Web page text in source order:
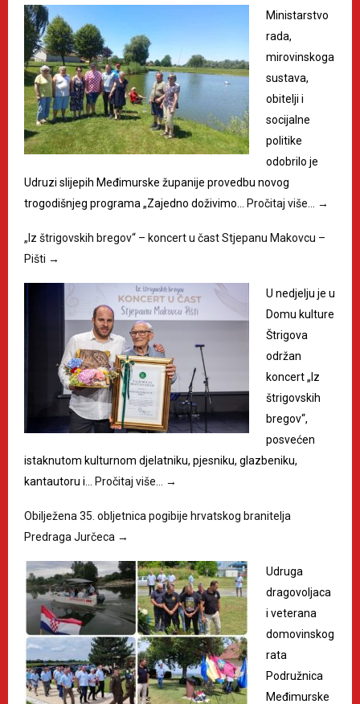
Ministarstvo
rada,
mirovinskoga
sustava,
obitelji i
socijalne
politike
odobrilo je
Udruzi slijepih Međimurske županije provedbu novog
trogodišnjeg programa „Zajedno doživimo…
Pročitaj više… →
„Iz štrigovskih bregov“ – koncert u čast Stjepanu Makovcu –
Pišti →
U nedjelju je u
Domu kulture
Štrigova
održan
koncert „Iz
štrigovskih
bregov“,
posvećen
istaknutom kulturnom djelatniku, pjesniku, glazbeniku,
kantautoru i…
Pročitaj više… →
Obilježena 35. obljetnica pogibije hrvatskog branitelja
Predraga Jurčeca →
Udruga
dragovoljaca
i veterana
domovinskog
rata
Podružnica
Međimurske